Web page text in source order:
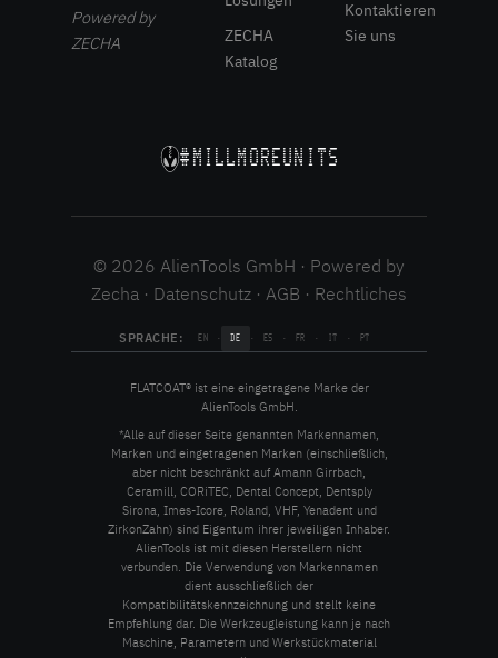
Powered by
ZECHA
ZECHA
Katalog
Kontaktieren
Sie uns
#MILLMOREUNITS
© 2026 AlienTools GmbH · Powered by
Zecha · Datenschutz · AGB · Rechtliches
SPRACHE: EN · DE · ES · FR · IT · PT
FLATCOAT® ist eine eingetragene Marke der
AlienTools GmbH.
*Alle auf dieser Seite genannten Markennamen,
Marken und eingetragenen Marken (einschließlich,
aber nicht beschränkt auf Amann Girrbach,
Ceramill, CORiTEC, Dental Concept, Dentsply
Sirona, Imes-Icore, Roland, VHF, Yenadent und
ZirkonZahn) sind Eigentum ihrer jeweiligen Inhaber.
AlienTools ist mit diesen Herstellern nicht
verbunden. Die Verwendung von Markennamen
dient ausschließlich der
Kompatibilitätskennzeichnung und stellt keine
Empfehlung dar. Die Werkzeugleistung kann je nach
Maschine, Parametern und Werkstückmaterial